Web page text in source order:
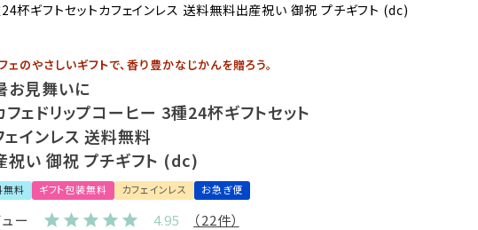
杯ギフトセットカフェインレス 送料無料出産祝い 御祝 プチギフト (dc)
ェのやさしいギフトで、香り豊かなじかんを贈ろう。
お見舞いに
フェドリップコーヒー 3種24杯ギフトセット
ェインレス 送料無料
祝い 御祝 プチギフト (dc)
無料 ギフト包装無料 カフェインレス お急ぎ便
ー 4.95 （22件）